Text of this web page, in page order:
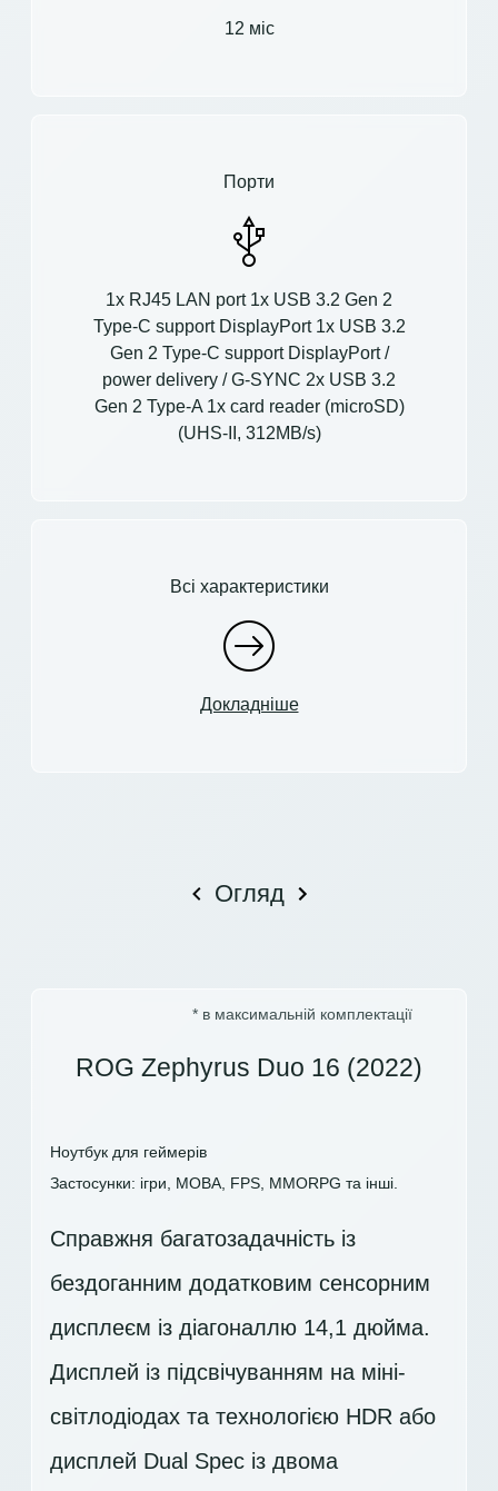
12 міс
Порти
1x RJ45 LAN port 1x USB 3.2 Gen 2
Type-C support DisplayPort 1x USB 3.2
Gen 2 Type-C support DisplayPort /
power delivery / G-SYNC 2x USB 3.2
Gen 2 Type-A 1x card reader (microSD)
(UHS-II, 312MB/s)
Всі характеристики
Докладніше
Огляд
* в максимальній комплектації
ROG Zephyrus Duo 16 (2022)
Ноутбук для геймерів
Застосунки: ігри, MOBA, FPS, MMORPG та інші.
Справжня багатозадачність із
бездоганним додатковим сенсорним
дисплеєм із діагоналлю 14,1 дюйма.
Дисплей із підсвічуванням на міні-
світлодіодах та технологією HDR або
дисплей Dual Spec із двома